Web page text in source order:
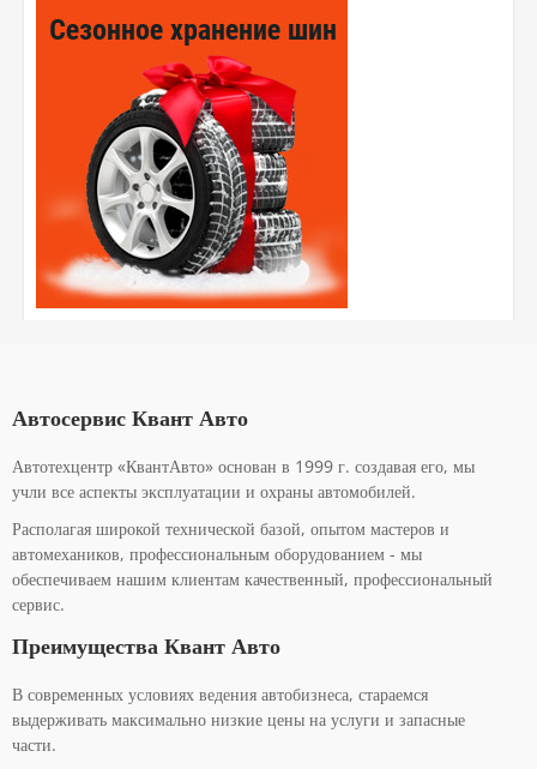
Автосервис Квант Авто
Автотехцентр «КвантАвто» основан в 1999 г. создавая его, мы
учли все аспекты эксплуатации и охраны автомобилей.
Располагая широкой технической базой, опытом мастеров и
автомехаников, профессиональным оборудованием - мы
обеспечиваем нашим клиентам качественный, профессиональный
сервис.
Преимущества Квант Авто
В современных условиях ведения автобизнеса, стараемся
выдерживать максимально низкие цены на услуги и запасные
части.